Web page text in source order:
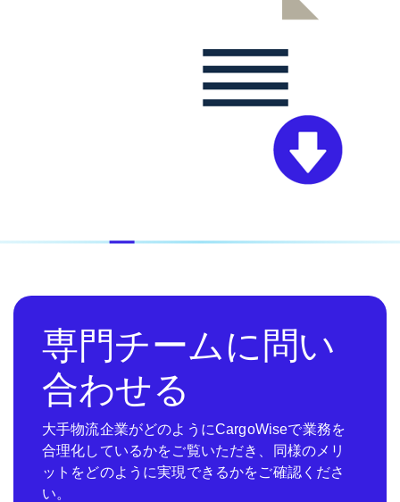
専門チームに問い
合わせる
大手物流企業がどのようにCargoWiseで業務を
合理化しているかをご覧いただき、同様のメリ
ットをどのように実現できるかをご確認くださ
い。